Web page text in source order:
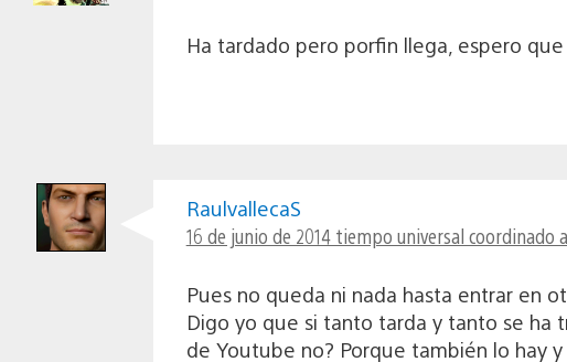
Ha tardado pero porfin llega, espero
RaulvallecaS
16 de junio de 2014 tiempo universal coordinado
Pues no queda ni nada hasta entrar en
Digo yo que si tanto tarda y tanto se ha
de Youtube no? Porque también lo hay